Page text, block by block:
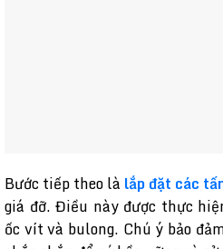
Bước tiếp theo là lắp đặt các
giá đỡ. Điều này được thực
ốc vít và bulong. Chú ý bảo